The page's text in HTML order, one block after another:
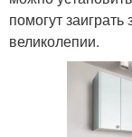
помогут
великолепии.